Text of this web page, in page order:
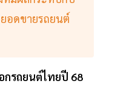
อดขายรถยนต์
กรถยนต์ไทยปี 68